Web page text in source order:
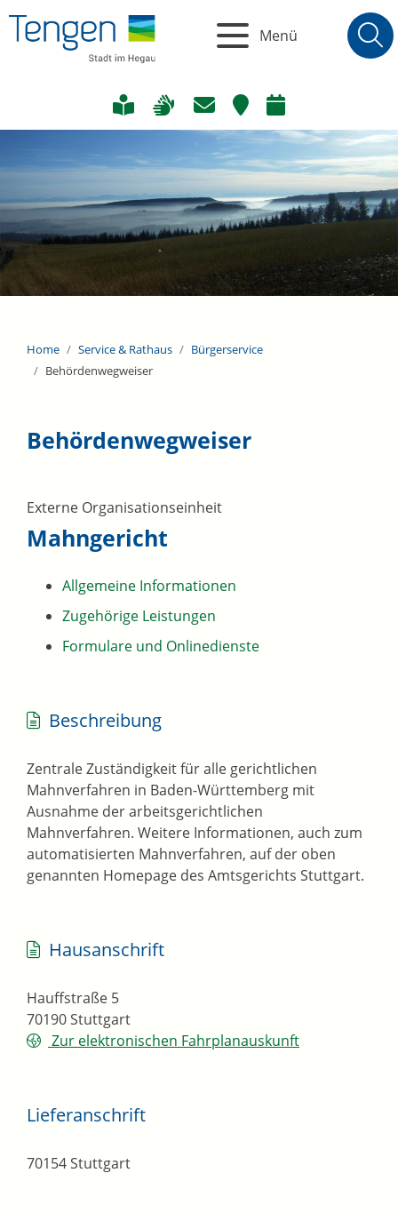
Menü
Home Service & Rathaus
Bürgerservice
Behördenwegweiser
Behördenwegweiser
Externe Organisationseinheit
Mahngericht
Allgemeine Informationen
Zugehörige Leistungen
Formulare und Onlinedienste
Beschreibung
Zentrale Zuständigkeit für alle gerichtlichen
Mahnverfahren in Baden-Württemberg mit
Ausnahme der arbeitsgerichtlichen
Mahnverfahren. Weitere Informationen, auch zum
automatisierten Mahnverfahren, auf der oben
genannten Homepage des Amtsgerichts Stuttgart.
Hausanschrift
Hauffstraße 5
70190Stuttgart
Zur elektronischen Fahrplanauskunft
Lieferanschrift
70154Stuttgart